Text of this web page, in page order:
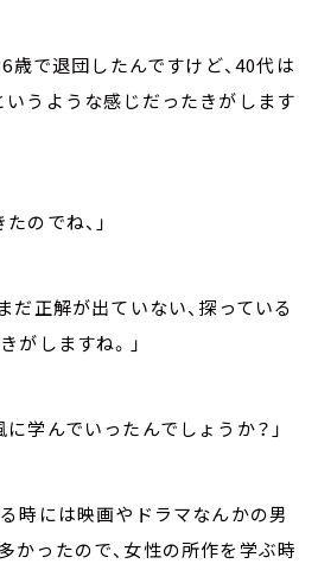
歳で退団したんですけど、40代は
いうような感じだったきがします
のでね、」
だ正解が出ていない、探っている
がしますね。」
学んでいったんでしょうか？」
る時には映画やドラマなんかの男
かったので、女性の所作を学ぶ時